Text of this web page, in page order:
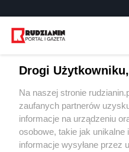
Wydawca mediów
Drogi Użytkowniku,
Na naszej stronie
zaufanych partnerów
informacje na urządzeniu
osobowe, takie jak unikalne
informacje wysyłane przez